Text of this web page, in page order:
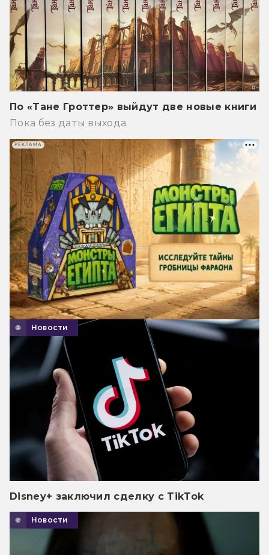
По «Тане Гроттер» выйдут две новые книги
Пока без даты выхода.
Новости
Disney+ заключил сделку с TikTok
Новости
РЕКЛАМА